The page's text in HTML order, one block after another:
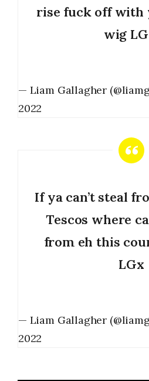
rise fuck off with
wig
— Liam Gallagher
2022
If ya can’t steal
Tescos where
from eh this
LGx
— Liam Gallagher
2022